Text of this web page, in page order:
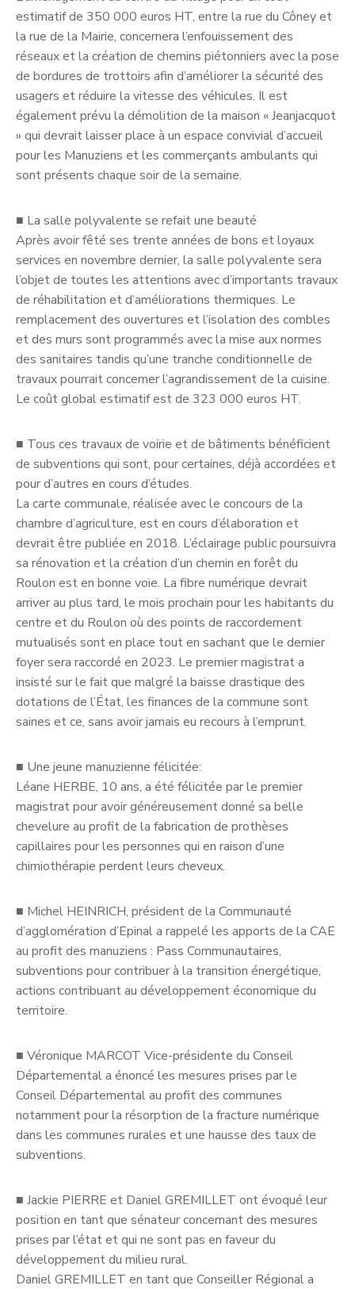
estimatif de 350 000 euros HT, entre la rue du Côney et
la rue de la Mairie, concernera l’enfouissement des
réseaux et la création de chemins piétonniers avec la pose
de bordures de trottoirs afin d’améliorer la sécurité des
usagers et réduire la vitesse des véhicules. Il est
également prévu la démolition de la maison « Jeanjacquot
» qui devrait laisser place à un espace convivial d’accueil
pour les Manuziens et les commerçants ambulants qui
sont présents chaque soir de la semaine.
■ La salle polyvalente se refait une beauté
Après avoir fêté ses trente années de bons et loyaux
services en novembre dernier, la salle polyvalente sera
l’objet de toutes les attentions avec d’importants travaux
de réhabilitation et d’améliorations thermiques. Le
remplacement des ouvertures et l’isolation des combles
et des murs sont programmés avec la mise aux normes
des sanitaires tandis qu’une tranche conditionnelle de
travaux pourrait concerner l’agrandissement de la cuisine.
Le coût global estimatif est de 323 000 euros HT.
■ Tous ces travaux de voirie et de bâtiments bénéficient
de subventions qui sont, pour certaines, déjà accordées et
pour d’autres en cours d’études.
La carte communale, réalisée avec le concours de la
chambre d’agriculture, est en cours d’élaboration et
devrait être publiée en 2018. L’éclairage public poursuivra
sa rénovation et la création d’un chemin en forêt du
Roulon est en bonne voie. La fibre numérique devrait
arriver au plus tard, le mois prochain pour les habitants du
centre et du Roulon où des points de raccordement
mutualisés sont en place tout en sachant que le dernier
foyer sera raccordé en 2023. Le premier magistrat a
insisté sur le fait que malgré la baisse drastique des
dotations de l’État, les finances de la commune sont
saines et ce, sans avoir jamais eu recours à l’emprunt.
■ Une jeune manuzienne félicitée:
Léane HERBE, 10 ans, a été félicitée par le premier
magistrat pour avoir généreusement donné sa belle
chevelure au profit de la fabrication de prothèses
capillaires pour les personnes qui en raison d’une
chimiothérapie perdent leurs cheveux.
■ Michel HEINRICH, président de la Communauté
d’agglomération d’Epinal a rappelé les apports de la CAE
au profit des manuziens : Pass Communautaires,
subventions pour contribuer à la transition énergétique,
actions contribuant au développement économique du
territoire.
■ Véronique MARCOT Vice-présidente du Conseil
Départemental a énoncé les mesures prises par le
Conseil Départemental au profit des communes
notamment pour la résorption de la fracture numérique
dans les communes rurales et une hausse des taux de
subventions.
■ Jackie PIERRE et Daniel GREMILLET ont évoqué leur
position en tant que sénateur concernant des mesures
prises par l’état et qui ne sont pas en faveur du
développement du milieu rural.
Daniel GREMILLET en tant que Conseiller Régional a